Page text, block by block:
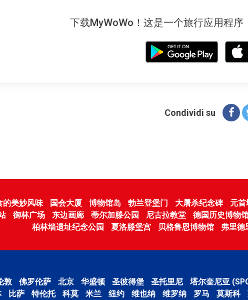
下载MyWoWo！这是一个旅行应用程序
Condividi su
的美妙风味 国会大厦 博物馆岛 勃兰登堡门 大屠杀纪念碑 元
御林广场 东边画廊 蒂尔加滕公园 尼古拉教堂 德国历史博物
柏林墙遗址纪念公园
夏洛滕堡宫 贝格鲁恩博物馆 弗里德
敦 佛罗伦萨 北京 华盛顿 圣彼得堡 圣托里尼 塔尔奎尼亚
比萨 特伦托 科莫 米兰 纽约 维也纳 维罗纳 罗马 莫斯科